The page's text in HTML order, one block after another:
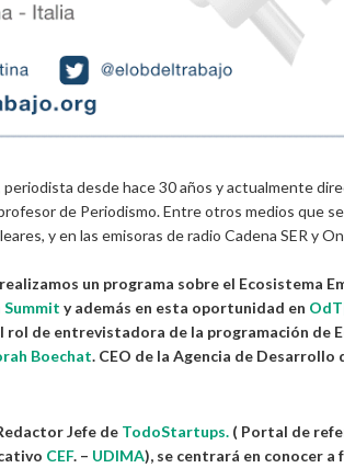
periodista desde hace 30 años y actualmente
de Periodismo. Entre otros medios que
y en las emisoras de radio Cadena SER y
un programa sobre el Ecosistema
Summit y además en esta oportunidad en
rol de entrevistadora de la programación de
Boechat. CEO de la Agencia de Desarrollo
Jefe de TodoStartups. ( Portal de
CEF. – UDIMA), se centrará en conocer